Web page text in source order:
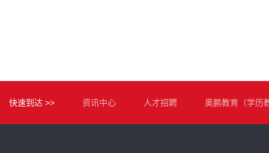
快速到达 >> 资讯中心 人才招聘 奥鹏教育（学历